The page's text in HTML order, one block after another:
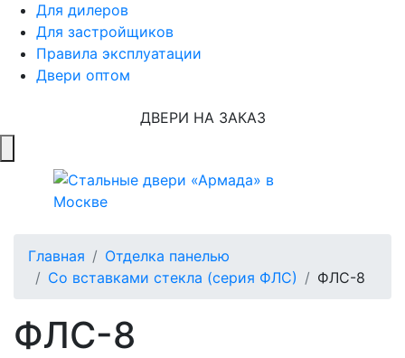
Для дилеров
Для застройщиков
Правила эксплуатации
Двери оптом
ДВЕРИ НА ЗАКАЗ
Главная
Отделка панелью
Со вставками стекла (серия ФЛС)
ФЛС-8
ФЛС-8